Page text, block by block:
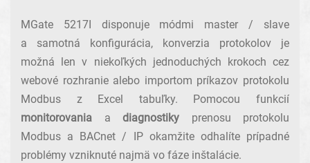
MGate 5217I disponuje módmi master / slave
a samotná konfigurácia, konverzia protokolov je
možná len v niekoľkých jednoduchých krokoch cez
webové rozhranie alebo importom príkazov protokolu
Modbus z Excel tabuľky. Pomocou funkcií
monitorovania a diagnostiky prenosu protokolu
Modbus a BACnet / IP okamžite odhalíte prípadné
problémy vzniknuté najmä vo fáze inštalácie.